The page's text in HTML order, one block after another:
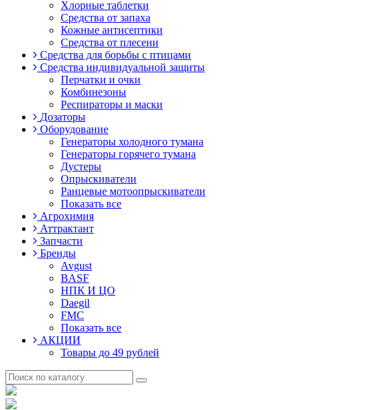
Хлорные таблетки
Средства от запаха
Кожные антисептики
Средства от плесени
Средства для борьбы с птицами
Средства индивидуальной защиты
Перчатки и очки
Комбинезоны
Респираторы и маски
Дозаторы
Оборудование
Генераторы холодного тумана
Генераторы горячего тумана
Дустеры
Опрыскиватели
Ранцевые мотоопрыскиватели
Показать все
Агрохимия
Аттрактант
Запчасти
Бренды
Avgust
BASF
НПК И ЦО
Daegil
FMC
Показать все
АКЦИИ
Товары до 49 рублей